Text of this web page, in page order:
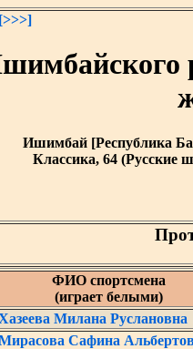
[>>>]
Ишимбай [Республика
Классика, 64 (Русские
ФИО спортсмена
(играет белыми)
Милана Руслановна
Сафина